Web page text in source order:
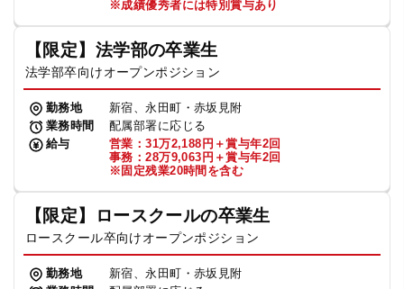
※成績優秀者には特別賞与あり
【限定】法学部の卒業生
法学部卒向けオープンポジション
勤務地
新宿、永田町・赤坂見附
業務時間
配属部署に応じる
給与
営業：31万2,188円＋賞与年2回
事務：28万9,063円＋賞与年2回
※固定残業20時間を含む
【限定】ロースクールの卒業生
ロースクール卒向けオープンポジション
勤務地
新宿、永田町・赤坂見附